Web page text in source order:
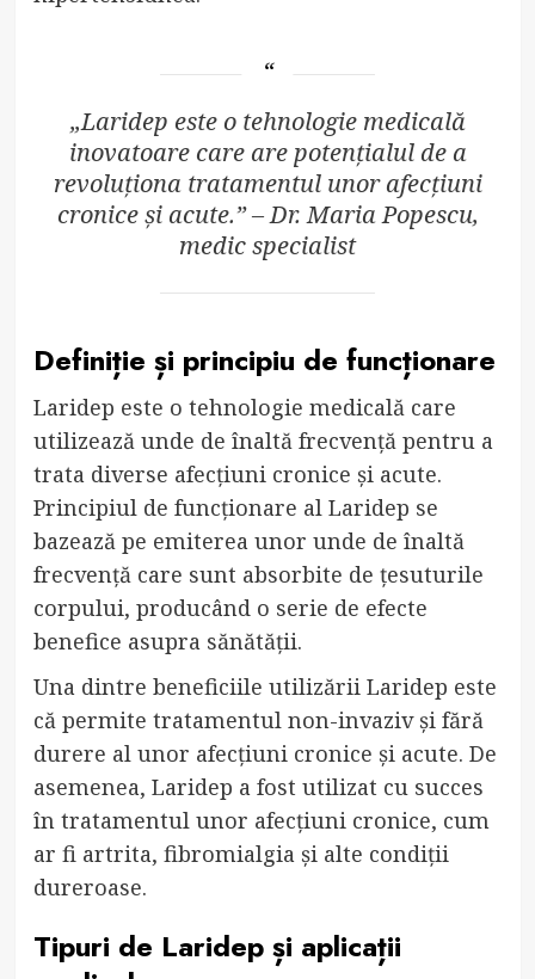
„Laridep este o tehnologie medicală
inovatoare care are potențialul de a
revoluționa tratamentul unor afecțiuni
cronice și acute.” – Dr. Maria Popescu,
medic specialist
Definiție și principiu de funcționare
Laridep este o tehnologie medicală care
utilizează unde de înaltă frecvență pentru a
trata diverse afecțiuni cronice și acute.
Principiul de funcționare al Laridep se
bazează pe emiterea unor unde de înaltă
frecvență care sunt absorbite de țesuturile
corpului, producând o serie de efecte
benefice asupra sănătății.
Una dintre beneficiile utilizării Laridep este
că permite tratamentul non-invaziv și fără
durere al unor afecțiuni cronice și acute. De
asemenea, Laridep a fost utilizat cu succes
în tratamentul unor afecțiuni cronice, cum
ar fi artrita, fibromialgia și alte condiții
dureroase.
Tipuri de Laridep și aplicații